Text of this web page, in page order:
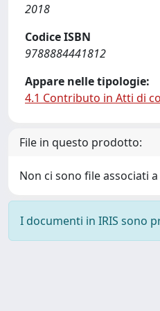
2018
Codice ISBN
9788884441812
Appare nelle tipologie:
4.1 Contributo in Atti di
File in questo prodotto:
Non ci sono file associati
I documenti in IRIS sono